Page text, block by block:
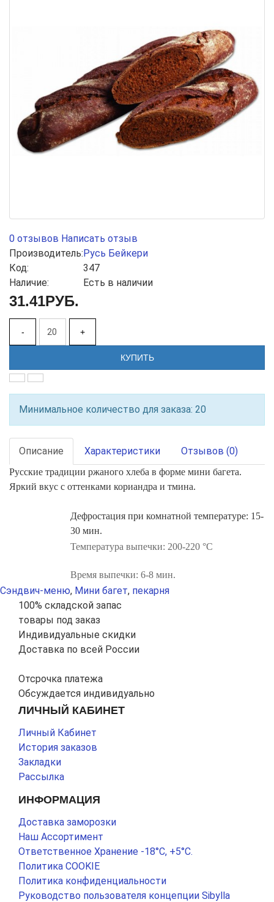
0 отзывов Написать отзыв
Производитель:Русь Бейкери
Код:
347
Наличие:
Есть в наличии
31.41РУБ.
- +
КУПИТЬ
Минимальное количество для заказа: 20
Описание Характеристики Отзывов (0)
Русские традиции ржаного хлеба в форме мини багета.
Яркий вкус с оттенками кориандра и тмина.
Дефростация при комнатной температуре: 15-
30 мин.
Температура выпечки: 200-220 °С
Время выпечки: 6-8 мин.
Сэндвич-меню, Мини багет, пекарня
100% складской запас
товары под заказ
Индивидуальные скидки
Доставка по всей России
Отсрочка платежа
Обсуждается индивидуально
ЛИЧНЫЙ КАБИНЕТ
Личный Кабинет
История заказов
Закладки
Рассылка
ИНФОРМАЦИЯ
Доставка заморозки
Наш Ассортимент
Ответственное Хранение -18°С, +5°С.
Политика COOKIE
Политика конфиденциальности
Руководство пользователя концепции Sibylla